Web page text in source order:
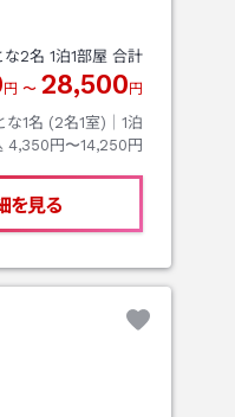
な2名 1泊1部屋 合計
円 〜 28,500円
な1名 (2名1室)｜ 1泊
4,350円〜14,250円
を見る